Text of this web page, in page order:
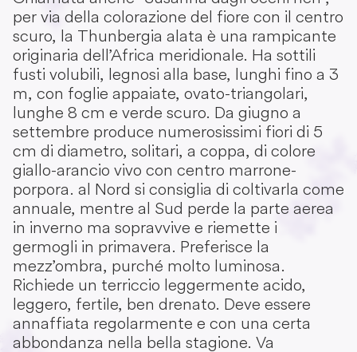
per via della colorazione del fiore con il centro
scuro, la Thunbergia alata è una rampicante
originaria dell’Africa meridionale. Ha sottili
fusti volubili, legnosi alla base, lunghi fino a 3
m, con foglie appaiate, ovato-triangolari,
lunghe 8 cm e verde scuro. Da giugno a
settembre produce numerosissimi fiori di 5
cm di diametro, solitari, a coppa, di colore
giallo-arancio vivo con centro marrone-
porpora. al Nord si consiglia di coltivarla come
annuale, mentre al Sud perde la parte aerea
in inverno ma sopravvive e riemette i
germogli in primavera. Preferisce la
mezz’ombra, purché molto luminosa.
Richiede un terriccio leggermente acido,
leggero, fertile, ben drenato. Deve essere
annaffiata regolarmente e con una certa
abbondanza nella bella stagione. Va